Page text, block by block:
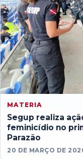
MATERIA
Segup realiza
feminicídio no
Parazão
20 DE MARÇO DE